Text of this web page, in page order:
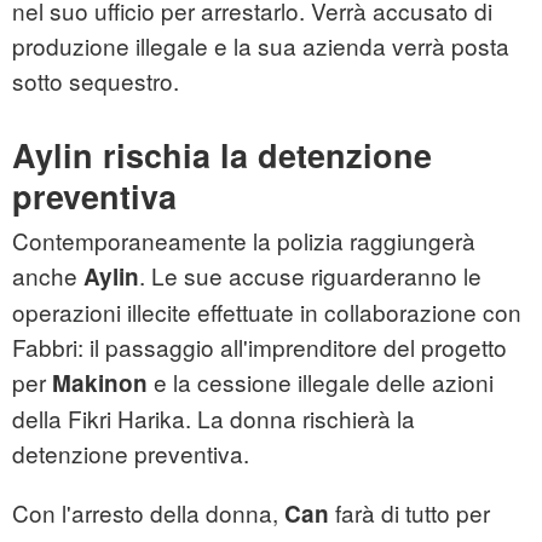
nel suo ufficio per arrestarlo. Verrà accusato di
produzione illegale e la sua azienda verrà posta
sotto sequestro.
Aylin rischia la detenzione
preventiva
Contemporaneamente la polizia raggiungerà
anche Aylin. Le sue accuse riguarderanno le
operazioni illecite effettuate in collaborazione con
Fabbri: il passaggio all'imprenditore del progetto
per Makinon e la cessione illegale delle azioni
della Fikri Harika. La donna rischierà la
detenzione preventiva.
Con l'arresto della donna, Can farà di tutto per